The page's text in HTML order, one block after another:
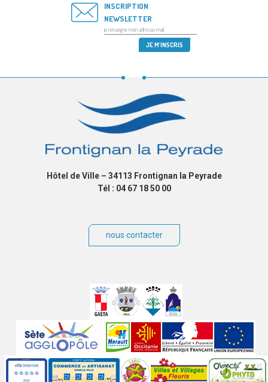
INSCRIPTION
NEWSLETTER
Hôtel de Ville – 34113 Frontignan la Peyrade
Tél : 04 67 18 50 00
nous contacter
partenaires
Labels